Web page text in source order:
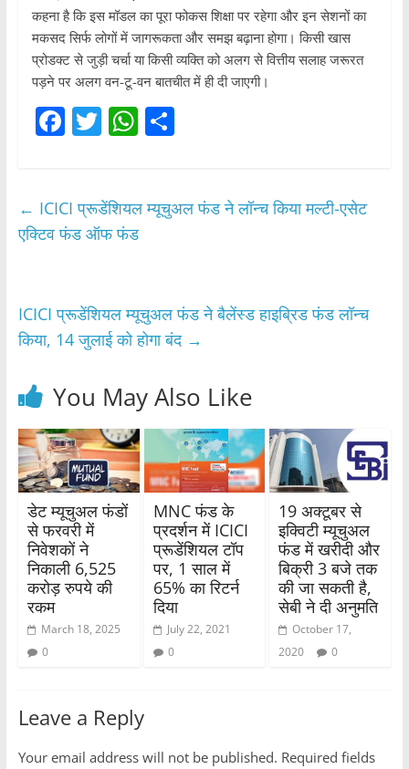
कहना है कि इस मॉडल का पूरा फोकस शिक्षा पर रहेगा और इन सेशनों का
मकसद सिर्फ लोगों में जागरूकता और समझ बढ़ाना होगा। किसी खास
प्रोडक्ट से जुड़ी चर्चा या किसी व्यक्ति को अलग से वित्तीय सलाह जरूरत
पड़ने पर अलग वन-टू-वन बातचीत में ही दी जाएगी।
F
e
b
o
k
T
er
W
s
A
S
e
← ICICI प्रूडेंशियल म्यूचुअल फंड ने लॉन्च किया मल्टी-एसेट
एक्टिव फंड ऑफ फंड
ICICI प्रूडेंशियल म्यूचुअल फंड ने बैलेंस्ड हाइब्रिड फंड लॉन्च
किया, 14 जुलाई को होगा बंद →
You May Also Like
डेट म्यूचुअल फंडों
से फरवरी में
निवेशकों ने
निकाली 6,525
करोड़ रुपये की
रकम
March 18, 2025
0
MNC फंड के
प्रदर्शन में ICICI
प्रूडेंशियल टॉप
पर, 1 साल में
65% का रिटर्न
दिया
July 22, 2021
0
19 अक्टूबर से
इक्विटी म्यूचुअल
फंड में खरीदी और
बिक्री 3 बजे तक
की जा सकती है,
सेबी ने दी अनुमति
October 17,
2020
0
Leave a Reply
Your email address will not be published. Required fields